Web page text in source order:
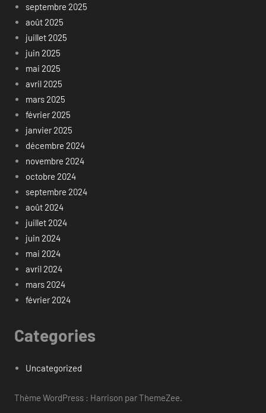
septembre 2025
août 2025
juillet 2025
juin 2025
mai 2025
avril 2025
mars 2025
février 2025
janvier 2025
décembre 2024
novembre 2024
octobre 2024
septembre 2024
août 2024
juillet 2024
juin 2024
mai 2024
avril 2024
mars 2024
février 2024
Categories
Uncategorized
Thème WordPress : Harrison par ThemeZee.